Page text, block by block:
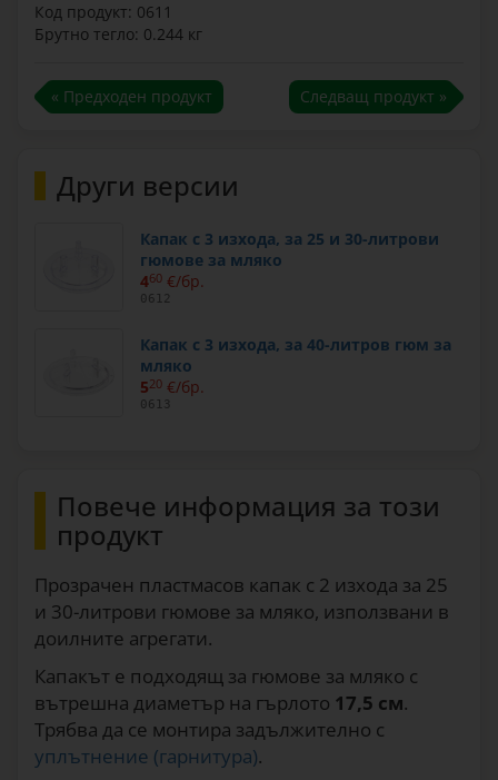
Код продукт: 0611
Брутно тегло: 0.244 кг
« Предходен продукт Следващ продукт »
Други версии
Капак с 3 изхода, за 25 и 30-литрови
гюмове за мляко
460 €/бр.
0612
Капак с 3 изхода, за 40-литров гюм за
мляко
520 €/бр.
0613
Повече информация за този
продукт
Прозрачен пластмасов капак с 2 изхода за 25
и 30-литрови гюмове за мляко, използвани в
доилните агрегати.
Капакът е подходящ за гюмове за мляко с
вътрешна диаметър на гърлото 17,5 см.
Трябва да се монтира задължително с
уплътнение (гарнитура).